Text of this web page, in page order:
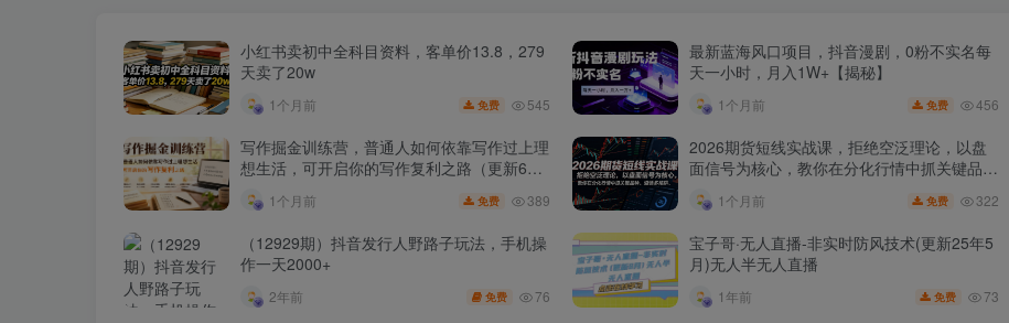
小红书卖初中全科目资料，客单价13.8，279
天卖了20w
1个月前 免费 545
最新蓝海风口项目，抖音漫剧，0粉不实名每
天一小时，月入1W+【揭秘】
1个月前 免费 456
写作掘金训练营，普通人如何依靠写作过上理
想生活，可开启你的写作复利之路（更新6
月）
1个月前 免费 389
2026期货短线实战课，拒绝空泛理论，以盘
面信号为核心，教你在分化行情中抓关键品
种、避诱多陷阱
1个月前 免费 322
（12929期）抖音发行人野路子玩法，手机操
作一天2000+
2年前 免费 76
宝子哥·无人直播-非实时防风技术(更新25年5
月)无人半无人直播
1年前 免费 73